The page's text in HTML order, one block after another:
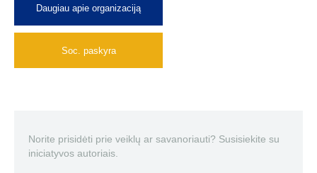
Daugiau apie organizaciją
Soc. paskyra
Norite prisidėti prie veiklų ar savanoriauti? Susisiekite su
iniciatyvos autoriais.